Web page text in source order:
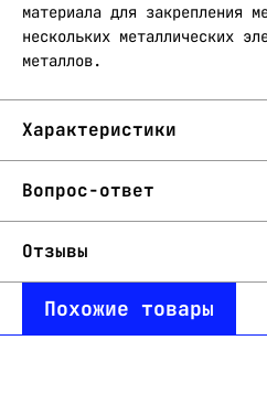
материала для закрепления
нескольких металлических
металлов.
Характеристики
Вопрос-ответ
Отзывы
Похожие товары